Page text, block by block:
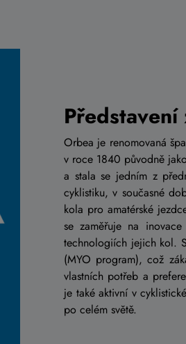
Představení
Orbea je renomovaná
v roce 1840 původně
a stala se jedním z
cyklistiku, v současné
kola pro amatérské
se zaměřuje na
technologiích jejich kol.
(MYO program), což
vlastních potřeb a
je také aktivní v
po celém světě.